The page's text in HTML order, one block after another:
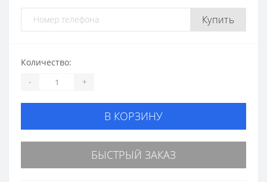
Купить
Количество:
- +
В КОРЗИНУ
БЫСТРЫЙ ЗАКАЗ